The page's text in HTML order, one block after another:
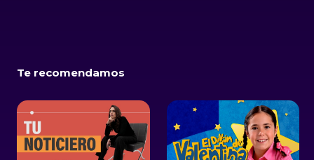
Te recomendamos